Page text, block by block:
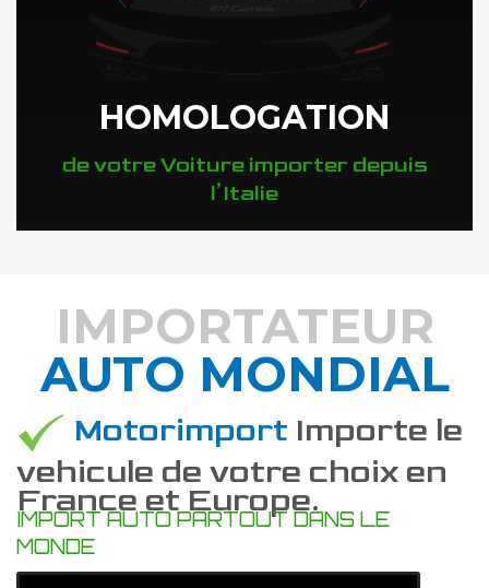
HOMOLOGATION
de votre Voiture importer depuis
l’Italie
DÉCOUVREZ COMMENT
IMPORTATEUR
AUTO MONDIAL
Motorimport Importe le
vehicule de votre choix en
France et Europe.
IMPORT AUTO PARTOUT DANS LE
MONDE